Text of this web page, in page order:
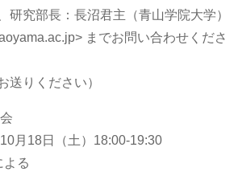
研究部長：長沼君主（青山学院大学）
までお問い合わせくださ
送りください）
18日（土）18:00-19:30
る